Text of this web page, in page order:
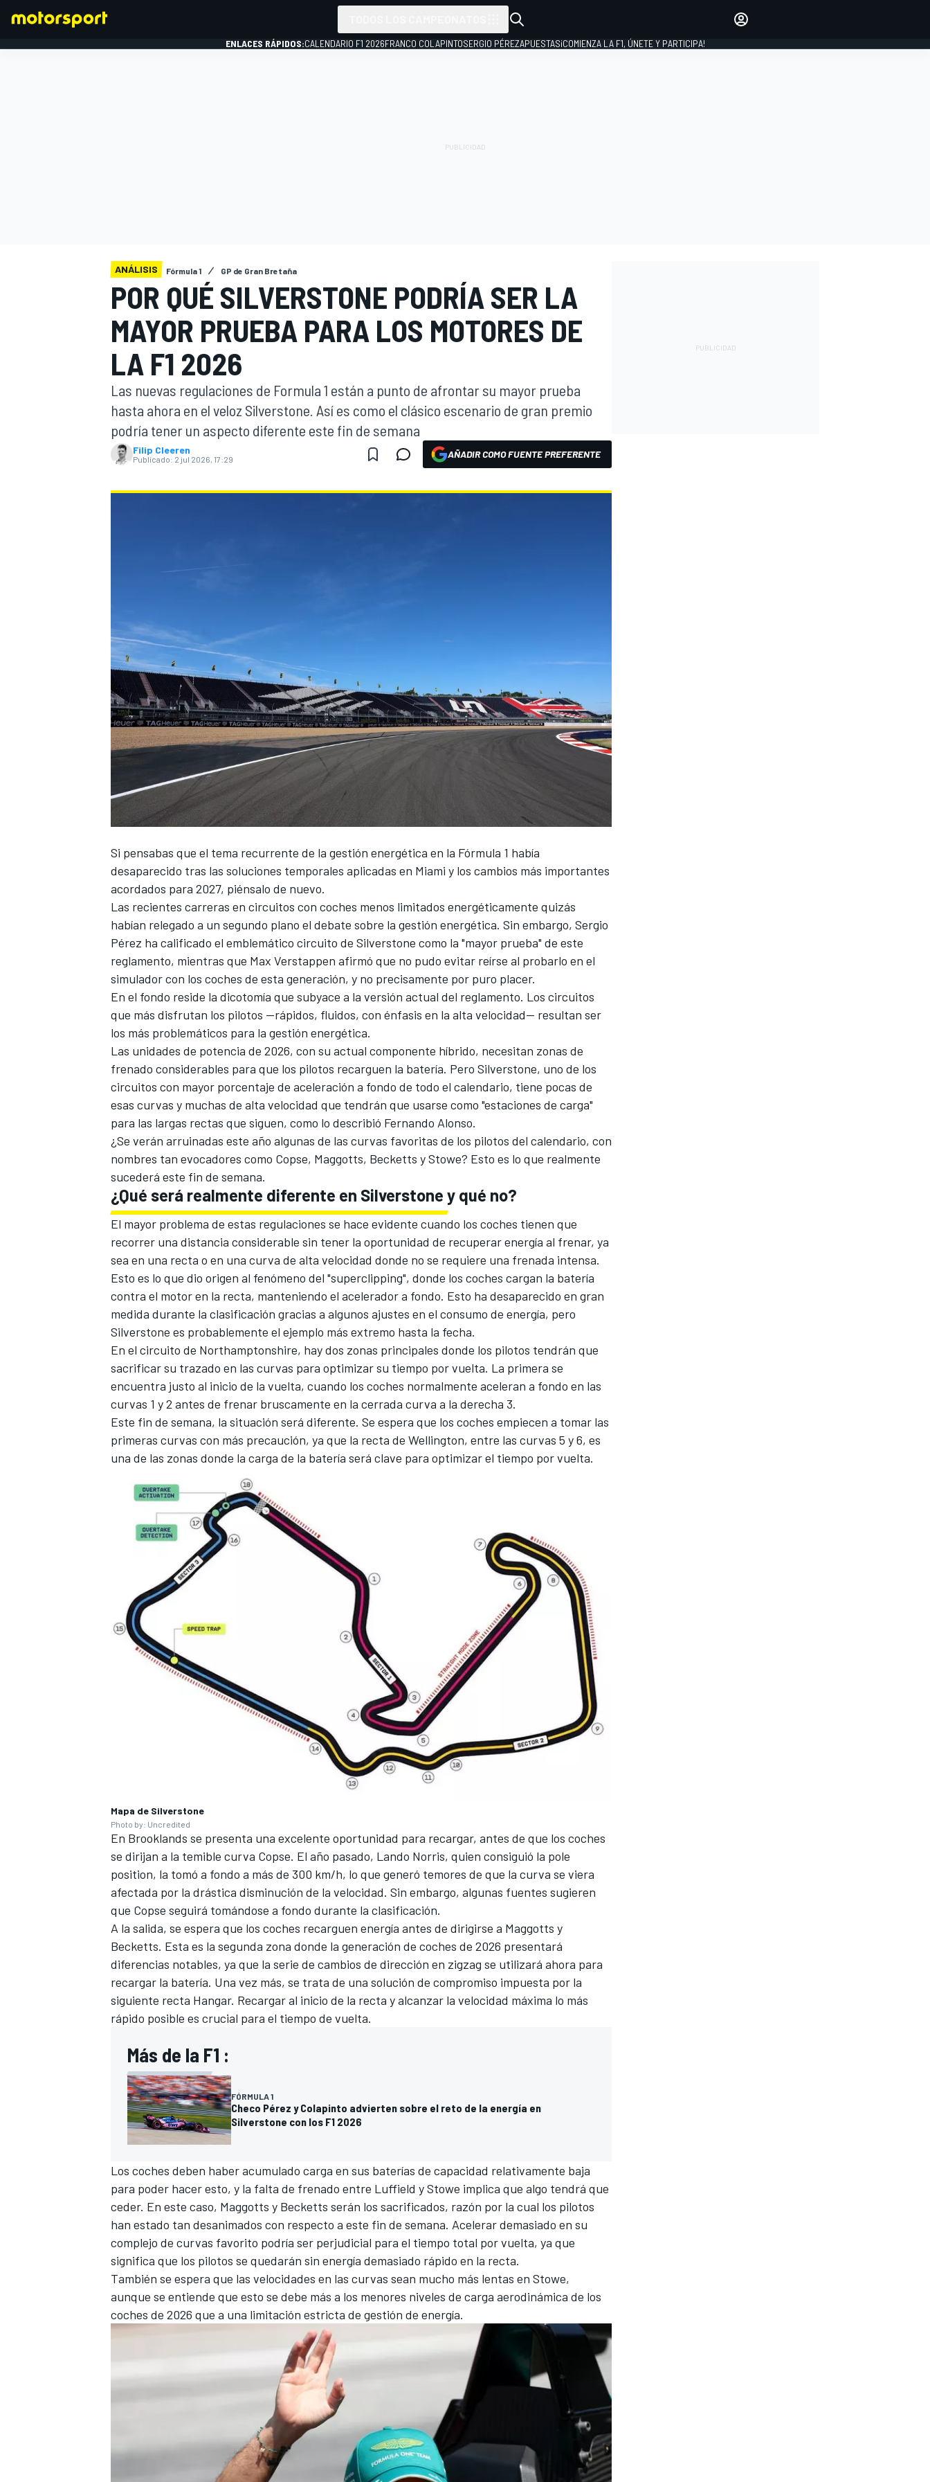
INDYCAR
NASCAR CUP
FÓRMULA E
WRC
INICIAR SESIÓN
ENLACES RÁPIDOS:CALENDARIO F1 2026FRANCO COLAPINTOSERGIO PÉREZAPUESTAS¡COMIENZA LA F1, ÚNETE Y PARTICIPA!
ANÁLISIS Fórmula 1 GP de Gran Bretaña
POR QUÉ SILVERSTONE PODRÍA SER LA
MAYOR PRUEBA PARA LOS MOTORES DE
LA F1 2026
Las nuevas regulaciones de Formula 1 están a punto de afrontar su mayor prueba
hasta ahora en el veloz Silverstone. Así es como el clásico escenario de gran premio
podría tener un aspecto diferente este fin de semana
Filip Cleeren
Publicado: 2 jul 2026, 17:29 AÑADIR COMO FUENTE PREFERENTE
Si pensabas que el tema recurrente de la gestión energética en la Fórmula 1 había
desaparecido tras las soluciones temporales aplicadas en Miami y los cambios más importantes
acordados para 2027, piénsalo de nuevo.
Las recientes carreras en circuitos con coches menos limitados energéticamente quizás
habían relegado a un segundo plano el debate sobre la gestión energética. Sin embargo, Sergio
Pérez ha calificado el emblemático circuito de Silverstone como la "mayor prueba" de este
reglamento, mientras que Max Verstappen afirmó que no pudo evitar reírse al probarlo en el
simulador con los coches de esta generación, y no precisamente por puro placer.
En el fondo reside la dicotomía que subyace a la versión actual del reglamento. Los circuitos
que más disfrutan los pilotos —rápidos, fluidos, con énfasis en la alta velocidad— resultan ser
los más problemáticos para la gestión energética.
Las unidades de potencia de 2026, con su actual componente híbrido, necesitan zonas de
frenado considerables para que los pilotos recarguen la batería. Pero Silverstone, uno de los
circuitos con mayor porcentaje de aceleración a fondo de todo el calendario, tiene pocas de
esas curvas y muchas de alta velocidad que tendrán que usarse como "estaciones de carga"
para las largas rectas que siguen, como lo describió Fernando Alonso.
¿Se verán arruinadas este año algunas de las curvas favoritas de los pilotos del calendario, con
nombres tan evocadores como Copse, Maggotts, Becketts y Stowe? Esto es lo que realmente
sucederá este fin de semana.
¿Qué será realmente diferente en Silverstone y qué no?
El mayor problema de estas regulaciones se hace evidente cuando los coches tienen que
recorrer una distancia considerable sin tener la oportunidad de recuperar energía al frenar, ya
sea en una recta o en una curva de alta velocidad donde no se requiere una frenada intensa.
Esto es lo que dio origen al fenómeno del "superclipping", donde los coches cargan la batería
contra el motor en la recta, manteniendo el acelerador a fondo. Esto ha desaparecido en gran
medida durante la clasificación gracias a algunos ajustes en el consumo de energía, pero
Silverstone es probablemente el ejemplo más extremo hasta la fecha.
En el circuito de Northamptonshire, hay dos zonas principales donde los pilotos tendrán que
sacrificar su trazado en las curvas para optimizar su tiempo por vuelta. La primera se
encuentra justo al inicio de la vuelta, cuando los coches normalmente aceleran a fondo en las
curvas 1 y 2 antes de frenar bruscamente en la cerrada curva a la derecha 3.
Este fin de semana, la situación será diferente. Se espera que los coches empiecen a tomar las
primeras curvas con más precaución, ya que la recta de Wellington, entre las curvas 5 y 6, es
una de las zonas donde la carga de la batería será clave para optimizar el tiempo por vuelta.
Mapa de Silverstone
Photo by: Uncredited
En Brooklands se presenta una excelente oportunidad para recargar, antes de que los coches
se dirijan a la temible curva Copse. El año pasado, Lando Norris, quien consiguió la pole
position, la tomó a fondo a más de 300 km/h, lo que generó temores de que la curva se viera
afectada por la drástica disminución de la velocidad. Sin embargo, algunas fuentes sugieren
que Copse seguirá tomándose a fondo durante la clasificación.
A la salida, se espera que los coches recarguen energía antes de dirigirse a Maggotts y
Becketts. Esta es la segunda zona donde la generación de coches de 2026 presentará
diferencias notables, ya que la serie de cambios de dirección en zigzag se utilizará ahora para
recargar la batería. Una vez más, se trata de una solución de compromiso impuesta por la
siguiente recta Hangar. Recargar al inicio de la recta y alcanzar la velocidad máxima lo más
rápido posible es crucial para el tiempo de vuelta.
Más de la F1 :
FÓRMULA 1
Checo Pérez y Colapinto advierten sobre el reto de la energía en
Silverstone con los F1 2026
Los coches deben haber acumulado carga en sus baterías de capacidad relativamente baja
para poder hacer esto, y la falta de frenado entre Luffield y Stowe implica que algo tendrá que
ceder. En este caso, Maggotts y Becketts serán los sacrificados, razón por la cual los pilotos
han estado tan desanimados con respecto a este fin de semana. Acelerar demasiado en su
complejo de curvas favorito podría ser perjudicial para el tiempo total por vuelta, ya que
significa que los pilotos se quedarán sin energía demasiado rápido en la recta.
También se espera que las velocidades en las curvas sean mucho más lentas en Stowe,
aunque se entiende que esto se debe más a los menores niveles de carga aerodinámica de los
coches de 2026 que a una limitación estricta de gestión de energía.